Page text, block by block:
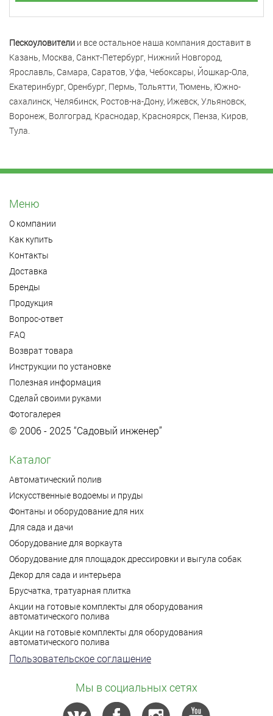
Пескоуловители и все остальное наша компания доставит в
Казань, Москва, Санкт-Петербург, Нижний Новгород,
Ярославль, Самара, Саратов, Уфа, Чебоксары, Йошкар-Ола,
Екатеринбург, Оренбург, Пермь, Тольятти, Тюмень, Южно-
сахалинск, Челябинск, Ростов-на-Дону, Ижевск, Ульяновск,
Воронеж, Волгоград, Краснодар, Красноярск, Пенза, Киров,
Тула.
Меню
О компании
Как купить
Контакты
Доставка
Бренды
Продукция
Вопрос-ответ
FAQ
Возврат товара
Инструкции по установке
Полезная информация
Сделай своими руками
Фотогалерея
© 2006 - 2025 “Садовый инженер”
Каталог
Автоматический полив
Искусственные водоемы и пруды
Фонтаны и оборудование для них
Для сада и дачи
Оборудование для воркаута
Оборудование для площадок дрессировки и выгула собак
Декор для сада и интерьера
Брусчатка, тратуарная плитка
Акции на готовые комплекты для оборудования
автоматического полива
Акции на готовые комплекты для оборудования
автоматического полива
Пользовательское соглашение
Мы в социальных сетях